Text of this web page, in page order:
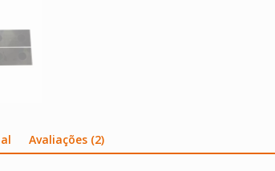
Avaliações (2)